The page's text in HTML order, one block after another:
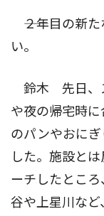
――２年目の新
い。
鈴木 先日、
や夜の帰宅時
のパンやおに
した。施設と
ーチしたとこ
谷や上星川な